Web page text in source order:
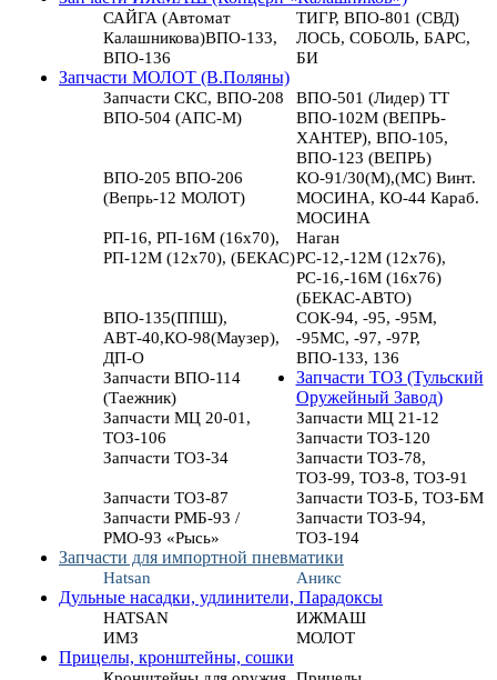
САЙГА (Автомат
Калашникова)ВПО-133,
ВПО-136
ТИГР, ВПО-801 (СВД)
ЛОСЬ, СОБОЛЬ, БАРС,
БИ
Запчасти МОЛОТ (В.Поляны)
Запчасти СКС, ВПО-208
ВПО-501 (Лидер) ТТ
ВПО-504 (АПС-М)
ВПО-102М (ВЕПРЬ-
ХАНТЕР), ВПО-105,
ВПО-123 (ВЕПРЬ)
ВПО-205 ВПО-206
(Вепрь-12 МОЛОТ)
КО-91/30(М),(МС) Винт.
МОСИНА, КО-44 Караб.
МОСИНА
РП-16, РП-16М (16х70),
РП-12М (12х70), (БЕКАС)
Наган
РС-12,-12М (12х76),
РС-16,-16М (16х76)
(БЕКАС-АВТО)
ВПО-135(ППШ),
АВТ-40,КО-98(Маузер),
ДП-О
СОК-94, -95, -95М,
-95МС, -97, -97Р,
ВПО-133, 136
Запчасти ВПО-114
(Таежник)
Запчасти ТОЗ (Тульский
Оружейный Завод)
Запчасти МЦ 20-01,
ТОЗ-106
Запчасти МЦ 21-12
Запчасти ТОЗ-120
Запчасти ТОЗ-34
Запчасти ТОЗ-78,
ТОЗ-99, ТОЗ-8, ТОЗ-91
Запчасти ТОЗ-87
Запчасти ТОЗ-Б, ТОЗ-БМ
Запчасти РМБ-93 /
РМО-93 «Рысь»
Запчасти ТОЗ-94,
ТОЗ-194
Запчасти для импортной пневматики
Hatsan
Аникс
Дульные насадки, удлинители, Парадоксы
HATSAN
ИЖМАШ
ИМЗ
МОЛОТ
Прицелы, кронштейны, сошки